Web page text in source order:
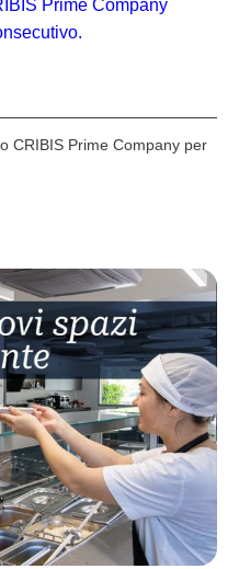
CRIBIS Prime Company per